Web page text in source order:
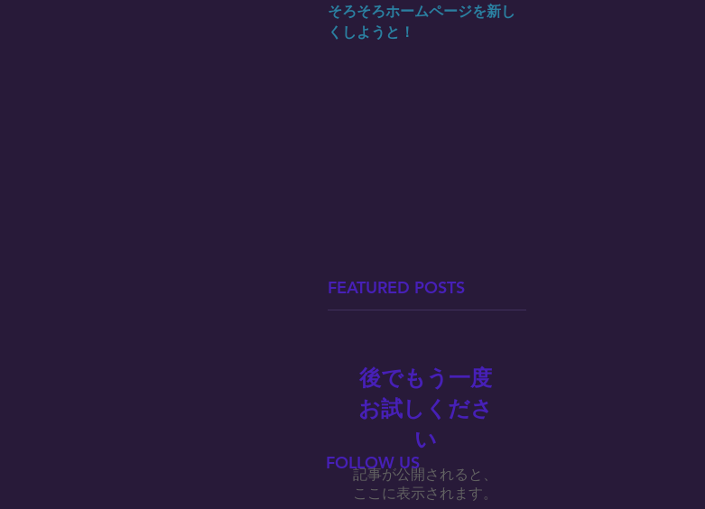
そろそろホームページを新し
くしようと！
FEATURED POSTS
後でもう一度
お試しくださ
い
記事が公開されると、
ここに表示されます。
FOLLOW US